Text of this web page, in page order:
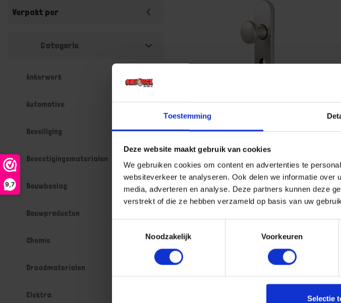
Toestemming
Deze website maakt gebruik van cookies
We gebruiken cookies om content en advertenties te
websiteverkeer te analyseren. Ook delen we informatie
media, adverteren en analyse. Deze partners kunnen deze
verstrekt of die ze hebben verzameld op basis van uw
Noodzakelijk
Voorkeuren
Selectie
9,7
Verpakt per
Categorie
Ankerwerk
Automotive
Beveiliging
Bevestigingsmaterialen
Bouwbeslag
Bouwproducten
Chemie
Draadmaterialen
Elektra
OXLOC Knopschild knop +
profielcilinder Parijs aluminium
werkdagen
Artikelnummer merk: 1220917
€ 9,68 incl. BTW
Prijs per 1 Stuk
Stuk